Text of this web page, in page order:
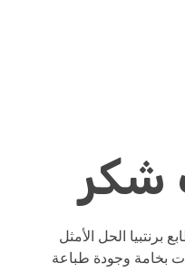
شكر
الحل الأمثل
بخامة وجودة طباعة